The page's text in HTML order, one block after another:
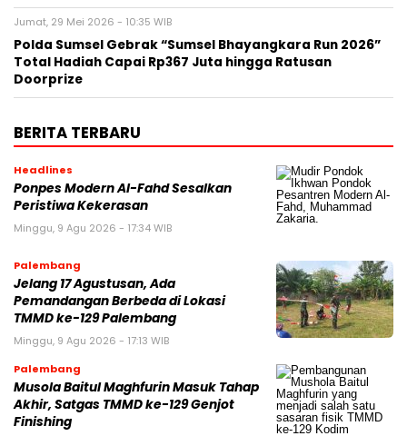
Jumat, 29 Mei 2026 - 10:35 WIB
Polda Sumsel Gebrak “Sumsel Bhayangkara Run 2026”
Total Hadiah Capai Rp367 Juta hingga Ratusan
Doorprize
BERITA TERBARU
Headlines
Ponpes Modern Al-Fahd Sesalkan
Peristiwa Kekerasan
Minggu, 9 Agu 2026 - 17:34 WIB
Palembang
Jelang 17 Agustusan, Ada
Pemandangan Berbeda di Lokasi
TMMD ke-129 Palembang
Minggu, 9 Agu 2026 - 17:13 WIB
Palembang
Musola Baitul Maghfurin Masuk Tahap
Akhir, Satgas TMMD ke-129 Genjot
Finishing